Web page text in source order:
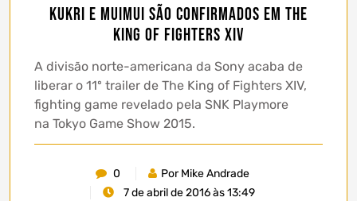
Kukri e MuiMui são confirmados em The
King of Fighters XIV
A divisão norte-americana da Sony acaba de
liberar o 11º trailer de The King of Fighters XIV,
fighting game revelado pela SNK Playmore
na Tokyo Game Show 2015.
0
Por Mike Andrade
7 de abril de 2016 às 13:49